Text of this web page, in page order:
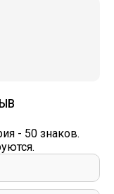
- 50 знаков.